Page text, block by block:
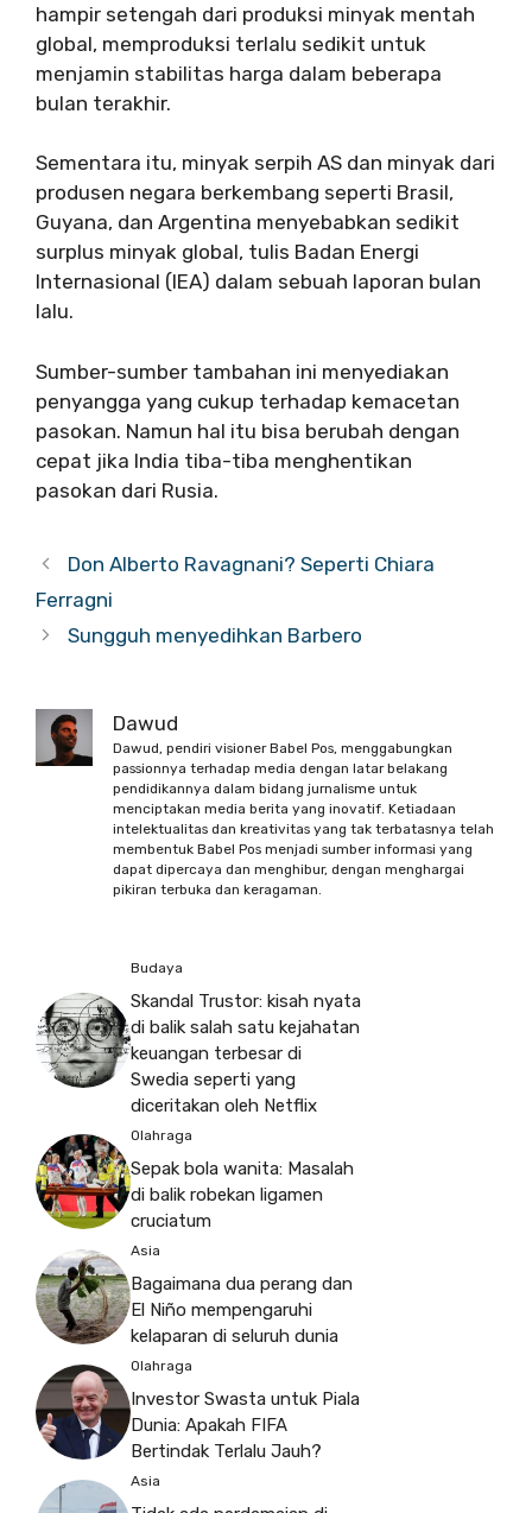
hampir setengah dari produksi minyak mentah
global, memproduksi terlalu sedikit untuk
menjamin stabilitas harga dalam beberapa
bulan terakhir.
Sementara itu, minyak serpih AS dan minyak dari
produsen negara berkembang seperti Brasil,
Guyana, dan Argentina menyebabkan sedikit
surplus minyak global, tulis Badan Energi
Internasional (IEA) dalam sebuah laporan bulan
lalu.
Sumber-sumber tambahan ini menyediakan
penyangga yang cukup terhadap kemacetan
pasokan. Namun hal itu bisa berubah dengan
cepat jika India tiba-tiba menghentikan
pasokan dari Rusia.
Don Alberto Ravagnani? Seperti Chiara
Ferragni
Sungguh menyedihkan Barbero
Dawud
Dawud, pendiri visioner Babel Pos, menggabungkan
passionnya terhadap media dengan latar belakang
pendidikannya dalam bidang jurnalisme untuk
menciptakan media berita yang inovatif. Ketiadaan
intelektualitas dan kreativitas yang tak terbatasnya telah
membentuk Babel Pos menjadi sumber informasi yang
dapat dipercaya dan menghibur, dengan menghargai
pikiran terbuka dan keragaman.
Budaya
Skandal Trustor: kisah nyata
di balik salah satu kejahatan
keuangan terbesar di
Swedia seperti yang
diceritakan oleh Netflix
Olahraga
Sepak bola wanita: Masalah
di balik robekan ligamen
cruciatum
Asia
Bagaimana dua perang dan
El Niño mempengaruhi
kelaparan di seluruh dunia
Olahraga
Investor Swasta untuk Piala
Dunia: Apakah FIFA
Bertindak Terlalu Jauh?
Asia